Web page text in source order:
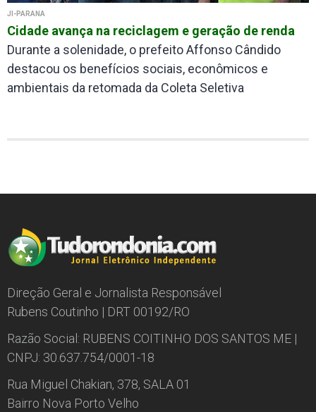
JI-PARANÁ
Cidade avança na reciclagem e geração de renda
Durante a solenidade, o prefeito Affonso Cândido
destacou os benefícios sociais, econômicos e
ambientais da retomada da Coleta Seletiva
Direção Geral e Jornalista Responsável
Rubens Coutinho | DRT 00192/RO
Razão Social: RUBENS COITINHO DOS SANTOS ME |
CNPJ: 30.637.754/0001-18
Rua Miguel Chakian, 378, SALA 01
Bairro Nova Porto Velho